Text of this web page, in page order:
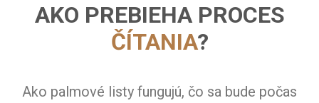
AKO PREBIEHA PROCES
ČÍTANIA?
Ako palmové listy fungujú, čo sa bude počas